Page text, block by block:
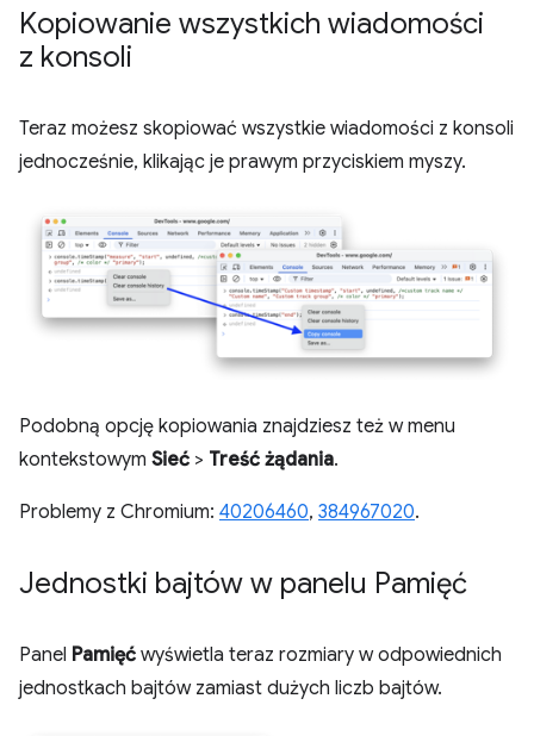
Kopiowanie wszystkich wiadomości
z konsoli
Teraz możesz skopiować wszystkie wiadomości z konsoli
jednocześnie, klikając je prawym przyciskiem myszy.
Podobną opcję kopiowania znajdziesz też w menu
kontekstowym Sieć > Treść żądania.
Problemy z Chromium: 40206460, 384967020.
Jednostki bajtów w panelu Pamięć
Panel Pamięć wyświetla teraz rozmiary w odpowiednich
jednostkach bajtów zamiast dużych liczb bajtów.